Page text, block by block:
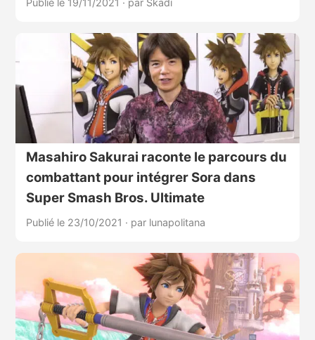
Publié le 19/11/2021 · par Skadi
Masahiro Sakurai raconte le parcours du
combattant pour intégrer Sora dans
Super Smash Bros. Ultimate
Publié le 23/10/2021 · par lunapolitana